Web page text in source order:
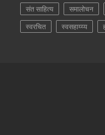
संत साहित्य
समालोचन
स्वरचित
स्वसहाय्य्य